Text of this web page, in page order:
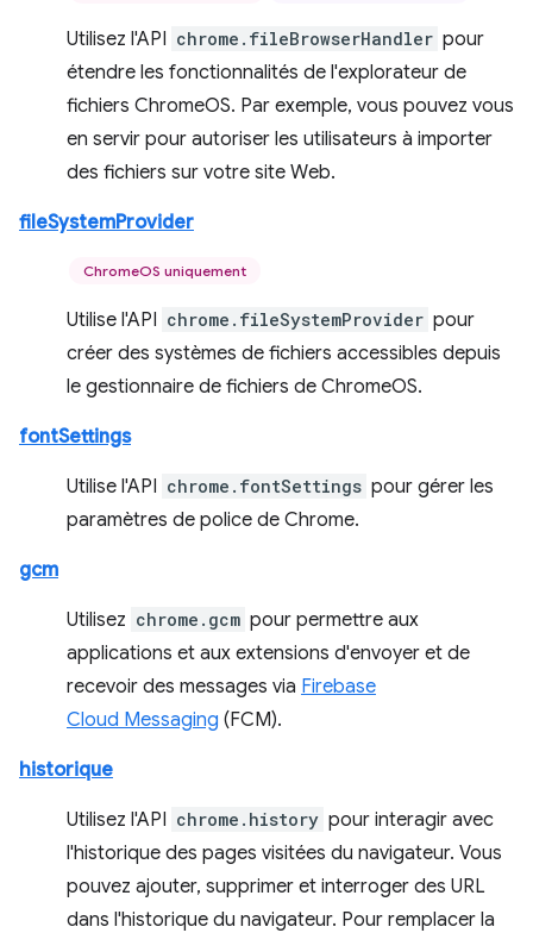
Utilisez l'API chrome.fileBrowserHandler pour
étendre les fonctionnalités de l'explorateur de
fichiers ChromeOS. Par exemple, vous pouvez vous
en servir pour autoriser les utilisateurs à importer
des fichiers sur votre site Web.
fileSystemProvider
ChromeOS uniquement
Utilise l'API chrome.fileSystemProvider pour
créer des systèmes de fichiers accessibles depuis
le gestionnaire de fichiers de ChromeOS.
fontSettings
Utilise l'API chrome.fontSettings pour gérer les
paramètres de police de Chrome.
gcm
Utilisez chrome.gcm pour permettre aux
applications et aux extensions d'envoyer et de
recevoir des messages via Firebase
Cloud Messaging (FCM).
historique
Utilisez l'API chrome.history pour interagir avec
l'historique des pages visitées du navigateur. Vous
pouvez ajouter, supprimer et interroger des URL
dans l'historique du navigateur. Pour remplacer la